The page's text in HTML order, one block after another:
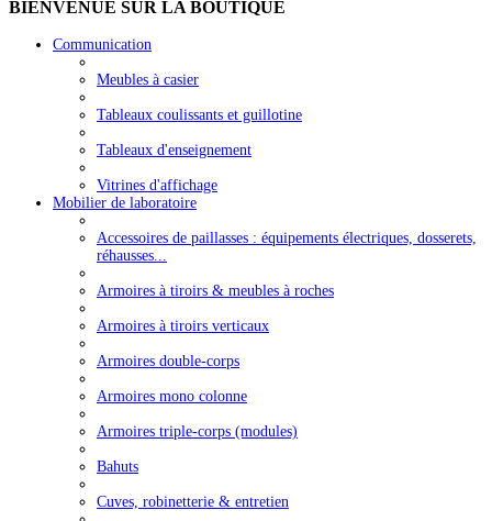
BIENVENUE SUR LA BOUTIQUE
Communication
Meubles à casier
Tableaux coulissants et guillotine
Tableaux d'enseignement
Vitrines d'affichage
Mobilier de laboratoire
Accessoires de paillasses : équipements électriques, dosserets,
réhausses...
Armoires à tiroirs & meubles à roches
Armoires à tiroirs verticaux
Armoires double-corps
Armoires mono colonne
Armoires triple-corps (modules)
Bahuts
Cuves, robinetterie & entretien